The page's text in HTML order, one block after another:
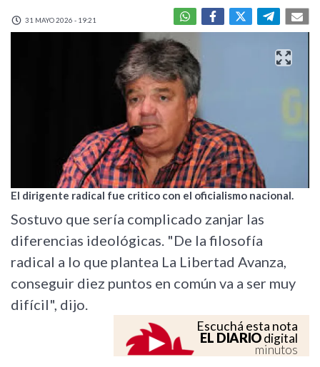
31 MAYO 2026 - 19:21
El dirigente radical fue critico con el oficialismo nacional.
Sostuvo que sería complicado zanjar las
diferencias ideológicas. "De la filosofía
radical a lo que plantea La Libertad Avanza,
conseguir diez puntos en común va a ser muy
difícil", dijo.
Escuchá esta nota
EL DIARIOdigital
minutos